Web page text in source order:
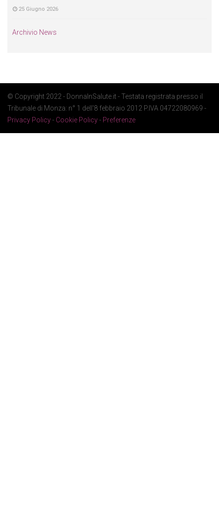
25 Giugno 2026
Archivio News
© Copyright 2022 - DonnaInSalute.it - Testata registrata presso il
Tribunale di Monza: n° 1 dell'8 febbraio 2012 P.IVA 04722080969 -
Privacy Policy- Cookie Policy- Preferenze